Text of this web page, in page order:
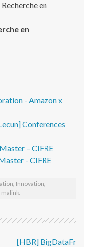
en
en
- Amazon x
Conferences
– CIFRE
- CIFRE
, Innovation,
.
[HBR] BigDataFr